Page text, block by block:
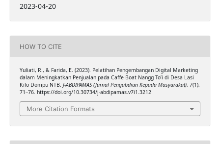
2023-04-20
HOW TO CITE
Yuliati, R., & Farida, E. (2023). Pelatihan Pengembangan Digital Marketing
dalam Meningkatkan Penjualan pada Caffe Boat Nangg To’i di Desa Lasi
Kilo Dompu NTB. J-ABDIPAMAS (Jurnal Pengabdian Kepada Masyarakat), 7(1),
71–76. https://doi.org/10.30734/j-abdipamas.v7i1.3212
More Citation Formats